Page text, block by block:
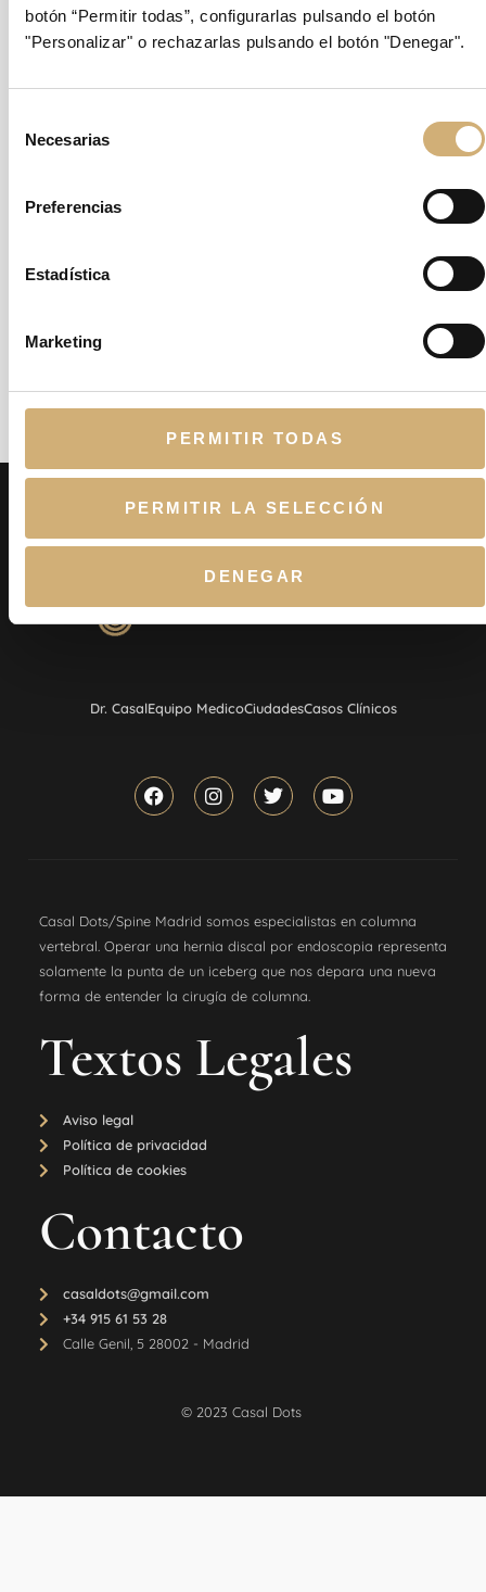
botón “Permitir todas”, configurarlas pulsando el botón
"Personalizar" o rechazarlas pulsando el botón "Denegar".
Necesarias
Preferencias
Estadística
Marketing
PERMITIR TODAS
PERMITIR LA SELECCIÓN
DENEGAR
Nombre*
Web
Dr. CasalEquipo MedicoCiudadesCasos Clínicos
Casal Dots/Spine Madrid somos especialistas en columna
vertebral. Operar una hernia discal por endoscopia representa
solamente la punta de un iceberg que nos depara una nueva
forma de entender la cirugía de columna.
Textos Legales
Aviso legal
Política de privacidad
Política de cookies
Contacto
casaldots@gmail.com
+34 915 61 53 28
Calle Genil, 5 28002 - Madrid
© 2023 Casal Dots